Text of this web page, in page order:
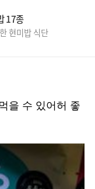
17종
현미밥 식단
을 수 있어허 좋